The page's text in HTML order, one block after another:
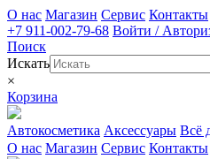
О нас Магазин Сервис Контакты
+7 911-002-79-68 Войти /
Поиск
Искать
×
Корзина
Автокосметика Аксессуары Всё
О нас Магазин Сервис Контакты